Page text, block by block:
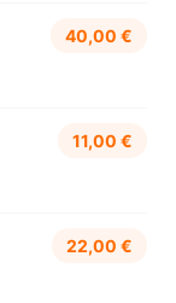
40,00 €
11,00 €
22,00 €